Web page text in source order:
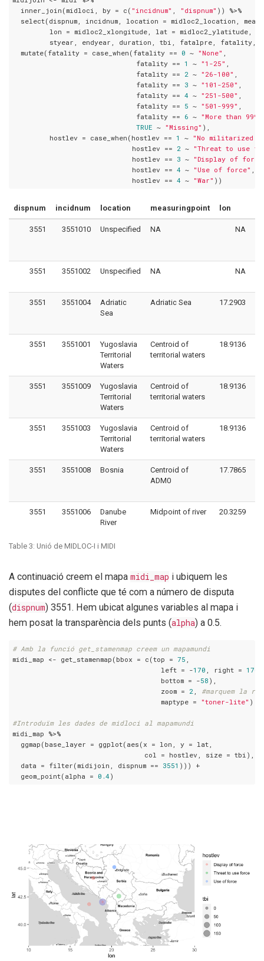
  inner_join(midloci, by = c(
"incidnum" "dispnum" )) %>%
select(dispnum, incidnum, location = midloc2_location,
         lon = midloc2_xlongitude, lat = midloc2_ylatitude,
styear, endyear, duration, tbi, fatalpre, fatality,
  mutate(fatality = case_when(fatality ==
0 ~ "None"
                              fatality ==
1 ~ "1-25"
                              fatality ==
2 ~ "26-100"
                              fatality ==
3 ~ "101-250"
                              fatality ==
4 ~ "251-500"
                              fatality ==
5 ~ "501-999"
                              fatality ==
6 ~ "More than 999"
TRUE ~ "Missing" ),
         hostlev = case_when(hostlev ==
1 ~ "No militarized
                             hostlev ==
2 ~ "Threat to use
                             hostlev ==
3 ~ "Display of
                             hostlev ==
4 ~ "Use of force"
                             hostlev ==
4 ~ "War" ))
Table 3: Unió de MIDLOC-I i MIDI
dispnum incidnum location measuringpoint lon
3551 3551010 Unspecified NA NA
3551 3551002 Unspecified NA NA
3551 3551004
Adriatic
Sea
Adriatic Sea 17.2903
3551 3551001
Yugoslavia
Territorial
Waters
Centroid of
territorial waters
18.9136
3551 3551009
Yugoslavia
Territorial
Waters
Centroid of
territorial waters
18.9136
3551 3551003
Yugoslavia
Territorial
Waters
Centroid of
territorial waters
18.9136
3551 3551008 Bosnia
Centroid of
ADM0
17.7865
3551 3551006
Danube
River
Midpoint of river 20.3259
A continuació creem el mapa midi_map i ubiquem les
disputes del conflicte que té com a número de disputa
(dispnum) 3551. Hem ubicat algunes variables al mapa i
hem posat la transparència dels punts (alpha) a 0.5.
# Amb la funció get_stamenmap creem un mapamundi
midi_map <- get_stamenmap(bbox = c(top = 75
                                    left = -
170 , right = 170
                                    bottom = -
58 ),
                                    zoom =
2
#marquem la
                                    maptype =
"toner-lite" )
#Introduïm les dades de midloci al mapamundi
midi_map %>%
  ggmap(base_layer = ggplot(aes(x = lon, y = lat,
                                col = hostlev, size = tbi),
  data = filter(midijoin, dispnum ==
3551 ))) +
  geom_point(alpha =
0.4 )